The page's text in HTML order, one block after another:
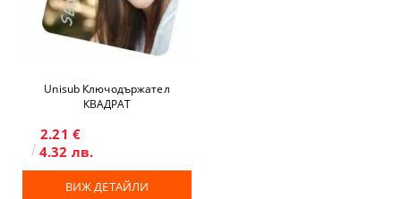
Unisub Ключодържател
КВАДРАТ
2.21 €
4.32 лв.
ВИЖ ДЕТАЙЛИ